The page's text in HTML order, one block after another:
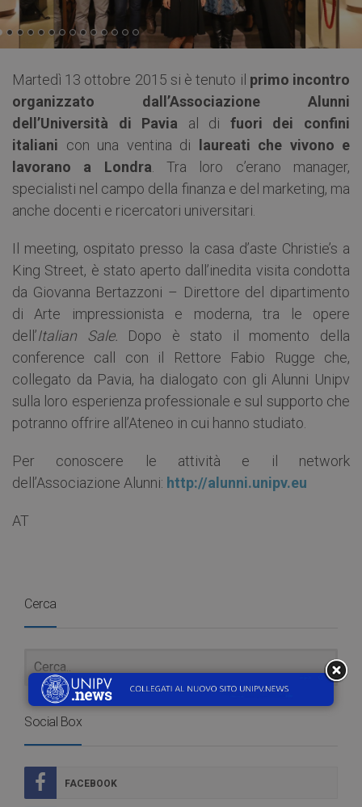
Martedì 13 ottobre 2015 si è tenuto il primo incontro
organizzato dall’Associazione Alunni
dell’Università di Pavia al di fuori dei confini
italiani con una ventina di laureati che vivono e
lavorano a Londra . Tra loro c’erano manager,
specialisti nel campo della finanza e del marketing, ma
anche docenti e ricercatori universitari.
Il meeting, ospitato presso la casa d’aste Christie’s a
King Street, è stato aperto dall’inedita visita condotta
da Giovanna Bertazzoni – Direttore del dipartimento
di Arte impressionista e moderna, tra le opere
dell’Italian Sale. Dopo è stato il momento della
conference call con il Rettore Fabio Rugge che,
collegato da Pavia, ha dialogato con gli Alunni Unipv
sulla loro esperienza professionale e sul supporto che
potranno offrire all’Ateneo in cui hanno studiato.
Per conoscere le attività e il network
dell’Associazione Alunni: http://alunni.unipv.eu
AT
Cerca
Social Box
FACEBOOK